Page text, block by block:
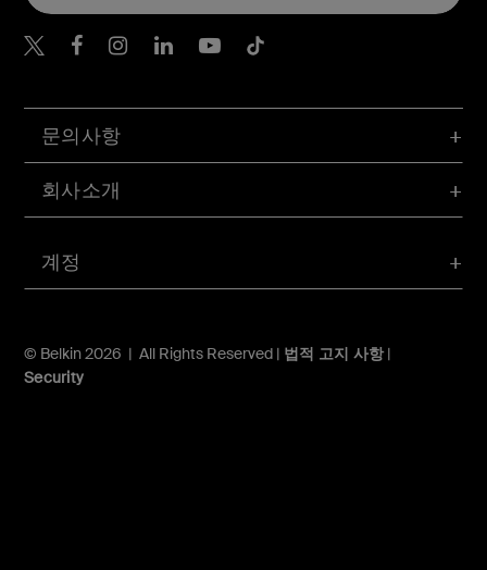
계정
문의사항
회사소개
© Belkin 2026 | All Rights Reserved | 법적 고지 사항|
Security
Belkin Twitter